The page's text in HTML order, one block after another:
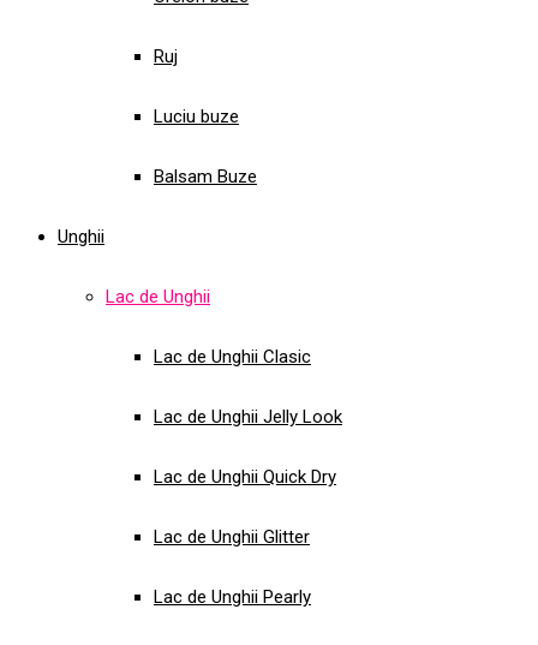
Ruj
Luciu buze
Balsam Buze
Unghii
Lac de Unghii
Lac de Unghii Clasic
Lac de Unghii Jelly Look
Lac de Unghii Quick Dry
Lac de Unghii Glitter
Lac de Unghii Pearly